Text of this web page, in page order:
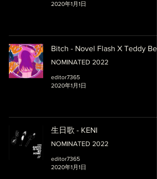
2020年1月1日
Bitch - Novel Flash X Teddy
NOMINATED 2022
editor7365
2020年1月1日
生日歌 - KENI
NOMINATED 2022
editor7365
2020年1月1日